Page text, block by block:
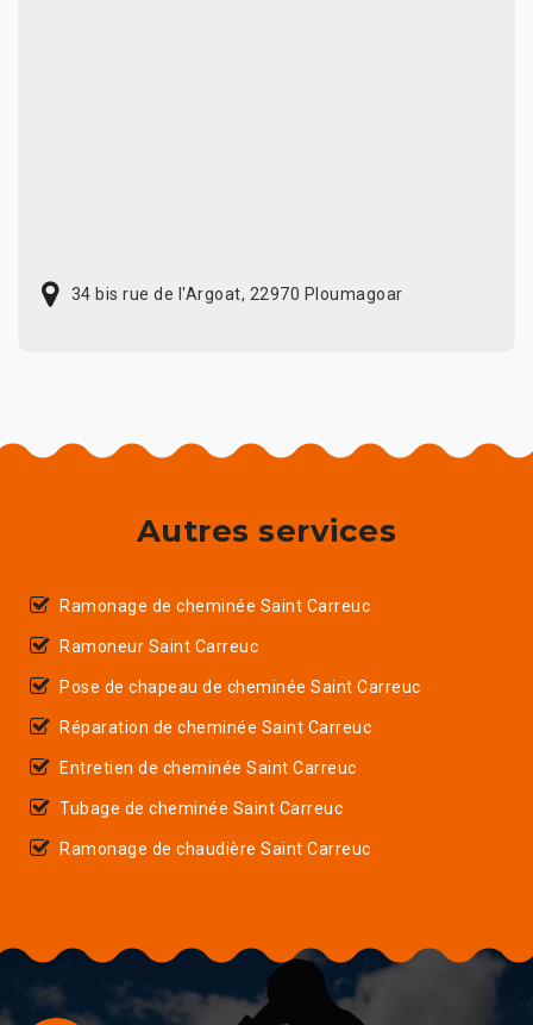
34 bis rue de l'Argoat, 22970 Ploumagoar
Autres services
Ramonage de cheminée Saint Carreuc
Ramoneur Saint Carreuc
Pose de chapeau de cheminée Saint Carreuc
Réparation de cheminée Saint Carreuc
Entretien de cheminée Saint Carreuc
Tubage de cheminée Saint Carreuc
Ramonage de chaudière Saint Carreuc